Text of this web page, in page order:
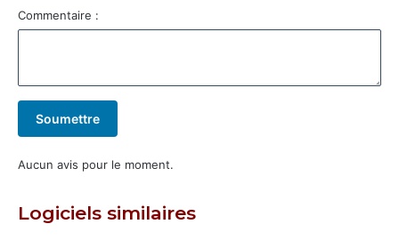
Commentaire :
Soumettre
Aucun avis pour le moment.
Logiciels similaires